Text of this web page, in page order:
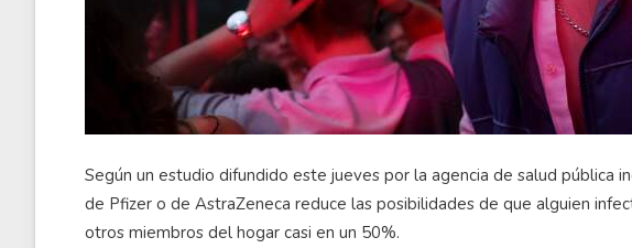
Según un estudio difundido este jueves por la agencia de salud pública
de Pfizer o de AstraZeneca reduce las posibilidades de que alguien
otros miembros del hogar casi en un 50%.